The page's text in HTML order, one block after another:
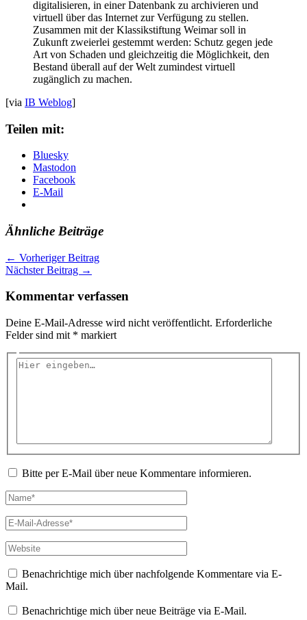
digitalisieren, in einer Datenbank zu archivieren und
virtuell über das Internet zur Verfügung zu stellen.
Zusammen mit der Klassikstiftung Weimar soll in
Zukunft zweierlei gestemmt werden: Schutz gegen jede
Art von Schaden und gleichzeitig die Möglichkeit, den
Bestand überall auf der Welt zumindest virtuell
zugänglich zu machen.
[via IB Weblog]
Teilen mit:
Bluesky
Mastodon
Facebook
E-Mail
Ähnliche Beiträge
← Vorheriger Beitrag
Nächster Beitrag →
Kommentar verfassen
Deine E-Mail-Adresse wird nicht veröffentlicht. Erforderliche
Felder sind mit * markiert
Hier
Bitte per E-Mail über neue Kommentare informieren.
Name*
E-
Mail-
Adresse*
Website
Benachrichtige mich über nachfolgende Kommentare via E-
Mail.
Benachrichtige mich über neue Beiträge via E-Mail.